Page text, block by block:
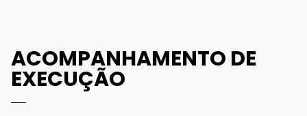
ACOMPANHAMENTO DE
EXECUÇÃO